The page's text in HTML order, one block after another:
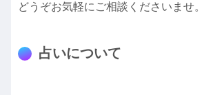
どうぞお気軽にご相談くださいませ。
占いについて